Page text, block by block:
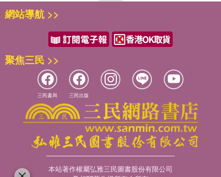
網站導航 >>
聚焦三民 >>
三民書局 三民出版
本站著作權屬弘雅三民圖書股份有限公司